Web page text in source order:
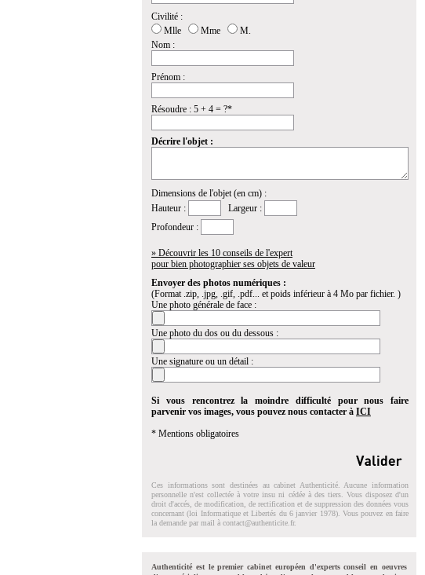
Civilité :
Mlle
Mme
M.
Nom :
Prénom :
Résoudre : 5 + 4 = ?*
Décrire l'objet :
Dimensions de l'objet (en cm) :
Hauteur :
Largeur :
Profondeur :
» Découvrir les 10 conseils de l'expert
pour bien photographier ses objets de valeur
Envoyer des photos numériques :
(Format .zip, .jpg, .gif, .pdf... et poids inférieur à 4 Mo par fichier. )
Une photo générale de face :
Une photo du dos ou du dessous :
Une signature ou un détail :
Si vous rencontrez la moindre difficulté pour nous faire
parvenir vos images, vous pouvez nous contacter à ICI
* Mentions obligatoires
Ces informations sont destinées au cabinet Authenticité. Aucune information
personnelle n'est collectée à votre insu ni cédée à des tiers. Vous disposez d'un
droit d'accés, de modification, de rectification et de suppression des données vous
concernant (loi Informatique et Libertés du 6 janvier 1978). Vous pouvez en faire
la demande par mail à contact@authenticite.fr.
Authenticité est le premier cabinet européen d'experts conseil en oeuvres